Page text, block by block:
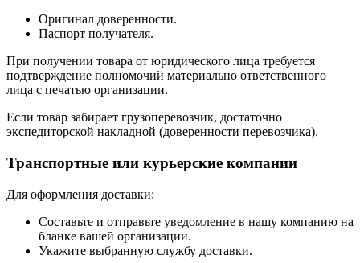
Оригинал доверенности.
Паспорт получателя.
При получении товара от юридического лица требуется
подтверждение полномочий материально ответственного
лица с печатью организации.
Если товар забирает грузоперевозчик, достаточно
экспедиторской накладной (доверенности перевозчика).
Транспортные или курьерские компании
Для оформления доставки:
Составьте и отправьте уведомление в нашу компанию на
бланке вашей организации.
Укажите выбранную службу доставки.